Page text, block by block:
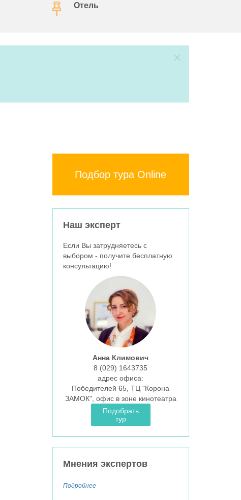
Отель
Подбор тура Online
Наш эксперт
Если Вы затрудняетесь с
выбором - получите бесплатную
консультацию!
Анна Климович
8 (029) 1643735
aдрес офиса:
Победителей 65, ТЦ "Корона
ЗАМОК", офис в зоне кинотеатра
Подобрать
тур
Мнения экспертов
Подробнее